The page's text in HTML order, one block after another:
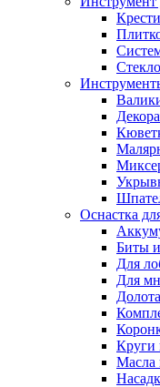
Оснастка
Биты
Для
Для
Долота
Круги
Масла